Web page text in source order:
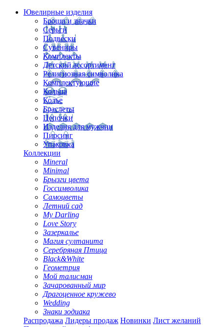
Ювелирные изделия
Броши и значки
Серьги
Подвески
Сувениры
Комплекты
Детский ассортимент
Религиозная символика
Комплектующие
Кольца
Колье
Браслеты
Цепочки
Изделия для мужчин
Пирсинг
Упаковка
Коллекции
Mineral
Minimal
Брызги цвета
Госсимволика
Самоцветы
Летний сад
My Darling
Love Story
Зазеркалье
Магия султанита
Серебряная Птица
Black&White
Геометрия
Мой талисман
Зачарованный мир
Драгоценное кружево
Wedding
Знаки зодиака
Распродажа Лидеры продаж Новинки Лист желаний